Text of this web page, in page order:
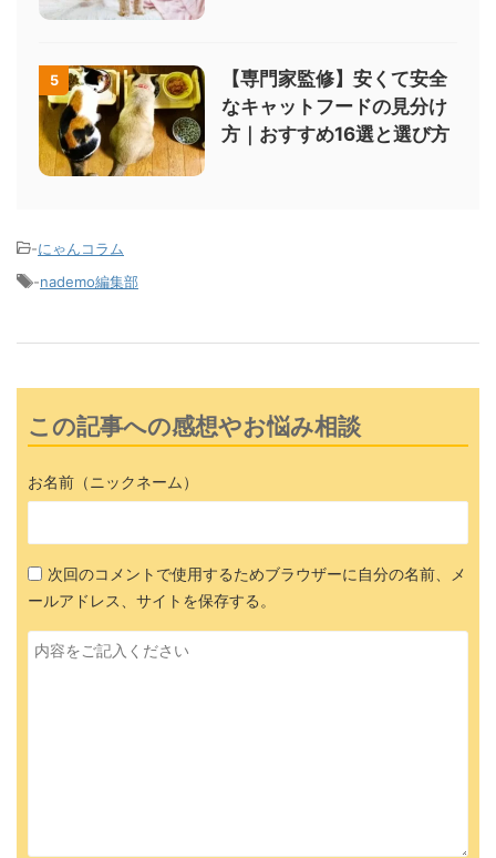
5
【専門家監修】安くて安全
なキャットフードの見分け
方｜おすすめ16選と選び方
-にゃんコラム
-nademo編集部
この記事への感想やお悩み相談
お名前（ニックネーム）
次回のコメントで使用するためブラウザーに自分の名前、メ
ールアドレス、サイトを保存する。